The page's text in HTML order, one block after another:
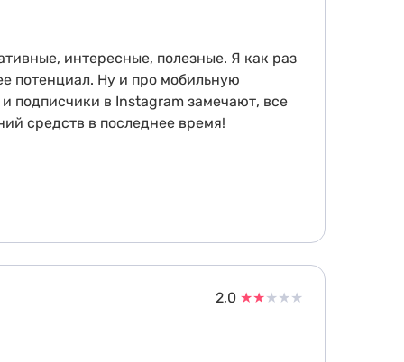
интересные, полезные. Я как раз
потенциал. Ну и про мобильную
подписчики в Instagram замечают, все
средств в последнее время!
2,0 ★★★★★